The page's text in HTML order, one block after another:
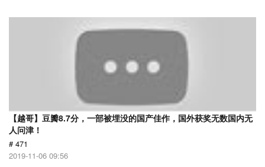
【越哥】豆瓣8.7分，一部被埋没的国产佳作，国外获奖无数国内无
人问津！
# 471
2019-11-06 09:56